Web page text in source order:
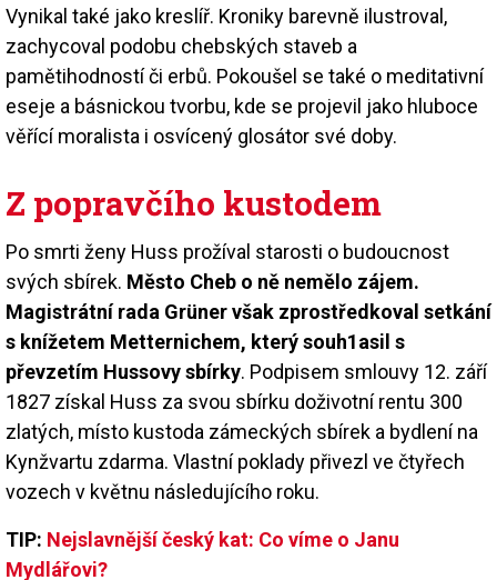
Vynikal také jako kreslíř. Kroniky barevně ilustroval,
zachycoval podobu chebských staveb a
pamětihodností či erbů. Pokoušel se také o meditativní
eseje a básnickou tvorbu, kde se projevil jako hluboce
věřící moralista i osvícený glosátor své doby.
Z popravčího kustodem
Po smrti ženy Huss prožíval starosti o budoucnost
svých sbírek. Město Cheb o ně nemělo zájem.
Magistrátní rada Grüner však zprostředkoval setkání
s knížetem Metternichem, který souh1asil s
převzetím Hussovy sbírky. Podpisem smlouvy 12. září
1827 získal Huss za svou sbírku doživotní rentu 300
zlatých, místo kustoda zámeckých sbírek a bydlení na
Kynžvartu zdarma. Vlastní poklady přivezl ve čtyřech
vozech v květnu následujícího roku.
TIP: Nejslavnější český kat: Co víme o Janu
Mydlářovi?